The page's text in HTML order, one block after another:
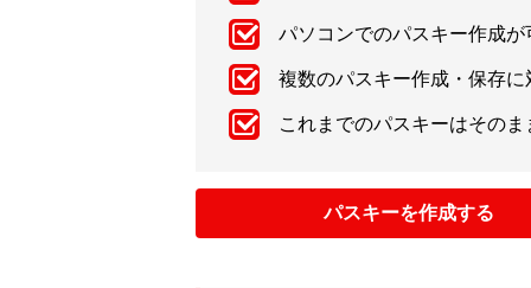
パソコンでのパスキー作成が
複数のパスキー作成・保存に
これまでのパスキーはそのま
パスキーを作成する